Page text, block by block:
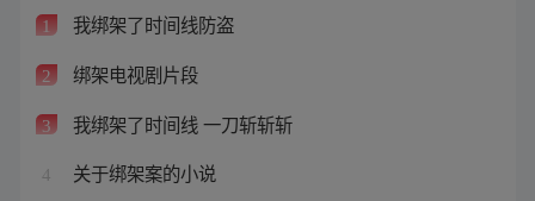
1 我绑架了时间线防盗
2 绑架电视剧片段
3 我绑架了时间线 一刀斩斩斩
4 关于绑架案的小说